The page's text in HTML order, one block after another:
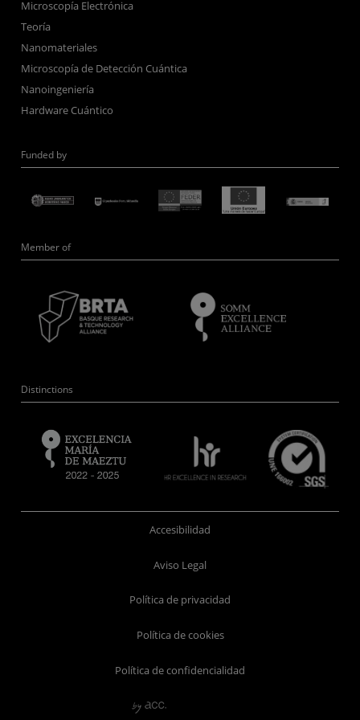
Microscopía Electrónica
Teoría
Nanomateriales
Microscopía de Detección Cuántica
Nanoingeniería
Hardware Cuántico
Funded by
Member of
Distinctions
Accesibilidad
Aviso Legal
Política de privacidad
Política de cookies
Política de confidencialidad